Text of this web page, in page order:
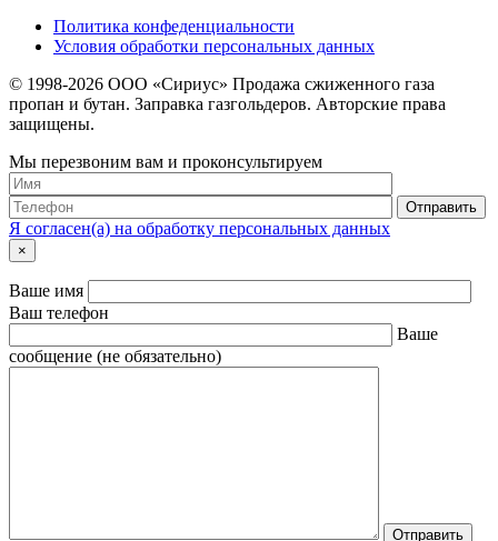
Политика конфеденциальности
Условия обработки персональных данных
© 1998-2026 ООО «Сириус» Продажа сжиженного газа
пропан и бутан. Заправка газгольдеров. Авторские права
защищены.
Мы перезвоним вам и проконсультируем
Я согласен(а) на обработку персональных данных
×
Ваше имя
Ваш телефон
Ваше
сообщение (не обязательно)